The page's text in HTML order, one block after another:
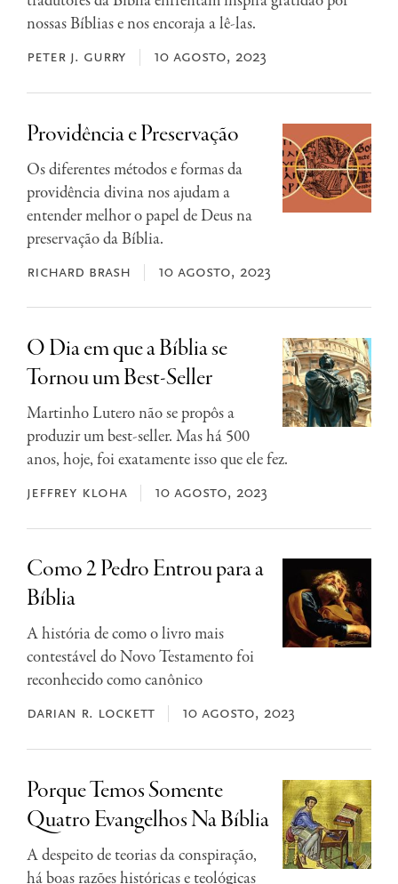
nossas Bíblias e nos encoraja a lê-las.
peter j. gurry 10 agosto, 2023
Providência e Preservação
Os diferentes métodos e formas da
providência divina nos ajudam a
entender melhor o papel de Deus na
preservação da Bíblia.
richard brash 10 agosto, 2023
O Dia em que a Bíblia se
Tornou um Best-Seller
Martinho Lutero não se propôs a
produzir um best-seller. Mas há 500
anos, hoje, foi exatamente isso que ele fez.
jeffrey kloha 10 agosto, 2023
Como 2 Pedro Entrou para a
Bíblia
A história de como o livro mais
contestável do Novo Testamento foi
reconhecido como canônico
darian r. lockett 10 agosto, 2023
Porque Temos Somente
Quatro Evangelhos Na Bíblia
A despeito de teorias da conspiração,
há boas razões históricas e teológicas